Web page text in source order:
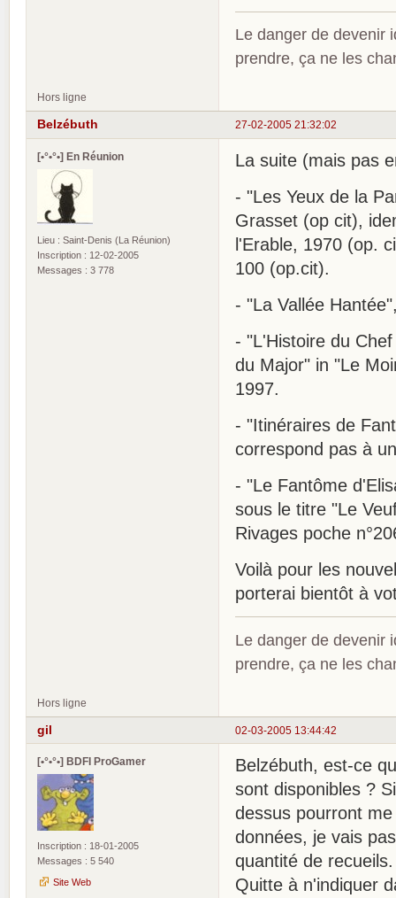
Le danger de devenir
prendre, ça ne les
Hors ligne
27-02-2005 21:32:02
Belzébuth
[•°•°•] En Réunion
Lieu : Saint-Denis (La Réunion)
Inscription : 12-02-2005
Messages : 3 778
La suite (mais pas
- "Les Yeux de la
Grasset (op cit),
l'Erable, 1970 (op.
100 (op.cit).
- "La Vallée
- "L'Histoire du
du Major" in "Le
1997.
- "Itinéraires de
correspond pas à
- "Le Fantôme
sous le titre "Le
Rivages poche
Voilà pour les
porterai bientôt à
Le danger de devenir
prendre, ça ne les
Hors ligne
02-03-2005 13:44:42
gil
[•°•°•] BDFI ProGamer
Inscription : 18-01-2005
Messages : 5 540
Site Web
Belzébuth, est-ce
sont disponibles ?
dessus pourront
données, je vais
quantité de recueils.
Quitte à n'indiquer